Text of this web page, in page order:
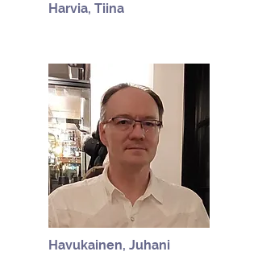
Harvia, Tiina
Havukainen, Juhani